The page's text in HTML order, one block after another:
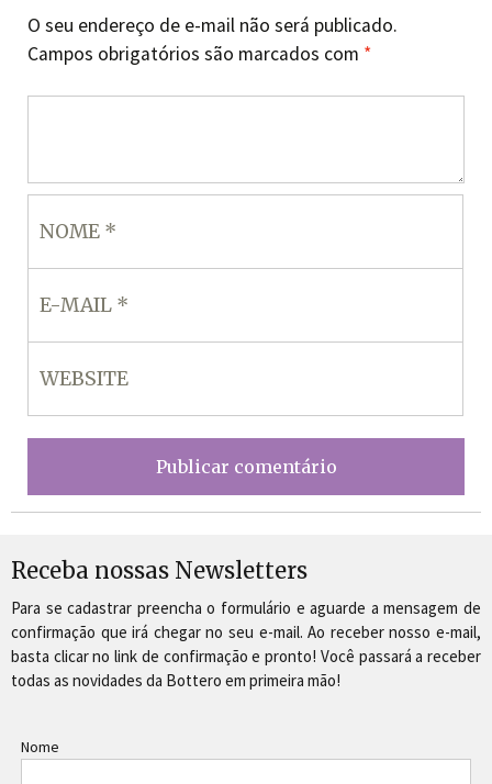
O seu endereço de e-mail não será publicado.
Campos obrigatórios são marcados com *
Receba nossas Newsletters
Para se cadastrar preencha o formulário e aguarde a mensagem de
confirmação que irá chegar no seu e-mail. Ao receber nosso e-mail,
basta clicar no link de confirmação e pronto! Você passará a receber
todas as novidades da Bottero em primeira mão!
Nome